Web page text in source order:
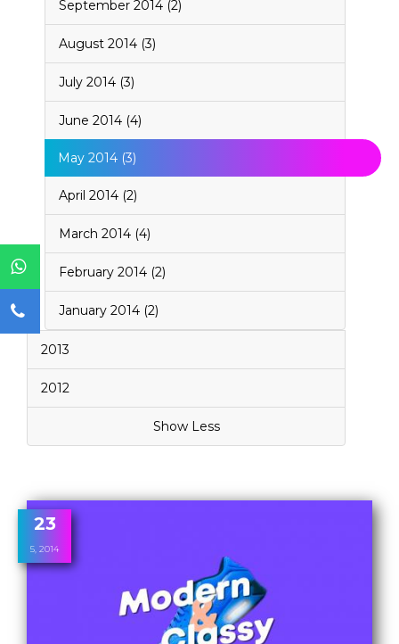
September 2014 (2)
August 2014 (3)
July 2014 (3)
June 2014 (4)
May 2014 (3)
April 2014 (2)
March 2014 (4)
February 2014 (2)
January 2014 (2)
2013
2012
Show Less
23
5, 2014